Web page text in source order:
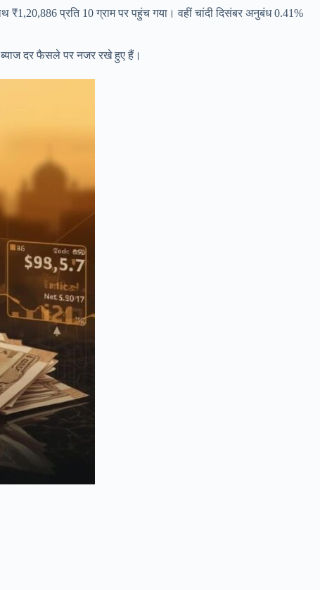
₹1,20,886 प्रति 10 ग्राम पर पहुंच गया। वहीं चांदी दिसंबर अनुबंध 0.41%
ब्याज दर फैसले पर नजर रखे हुए हैं।